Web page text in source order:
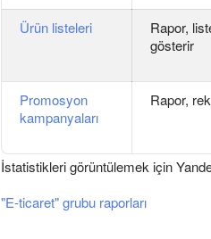
Ürün listeleri
Rapor,
gösterir
Promosyon
kampanyaları
Rapor,
İstatistikleri görüntülemek için
"E-ticaret" grubu raporları